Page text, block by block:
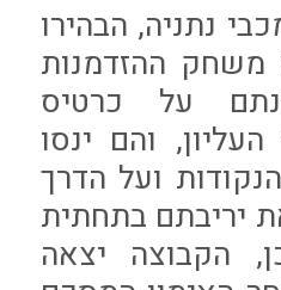
נתניה, הבהירו
משחק ההזדמנות
על כרטיס
והם ינסו
ועל הדרך
יריבתם בתחתית
הקבוצה יצאה